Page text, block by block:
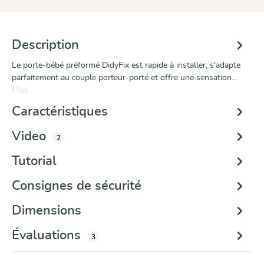
Description
Le porte-bébé préformé DidyFix est rapide à installer, s'adapte
parfaitement au couple porteur-porté et offre une sensation…
Plus
Caractéristiques
Video
2
Tutorial
Consignes de sécurité
Dimensions
Évaluations
3